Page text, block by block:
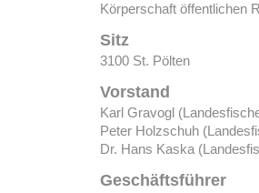
Körperschaft öffentlichen
Sitz
3100 St. Pölten
Vorstand
Karl Gravogl
Peter Holzschuh
Dr. Hans Kaska
Geschäftsführer